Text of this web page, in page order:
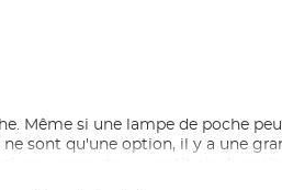
Même si une lampe de poche
sont qu'une option, il y a une
pour apporter un petit air de